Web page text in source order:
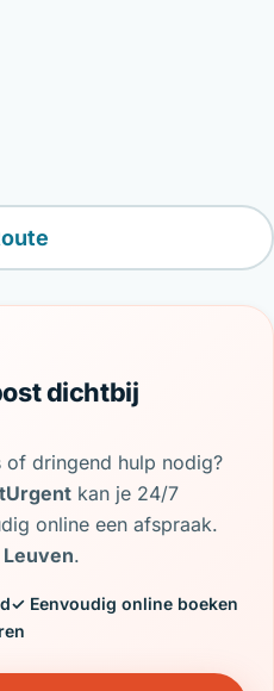
dichtbij
of dringend hulp nodig?
kan je 24/7
online een afspraak.
Leuven.
✓ Eenvoudig online boeken